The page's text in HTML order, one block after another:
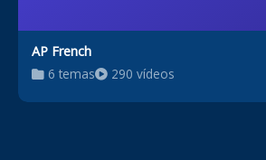
AP French
6 temas
290 vídeos